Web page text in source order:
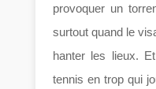
provoquer un
surtout quand le
hanter les lieux.
tennis en trop qui